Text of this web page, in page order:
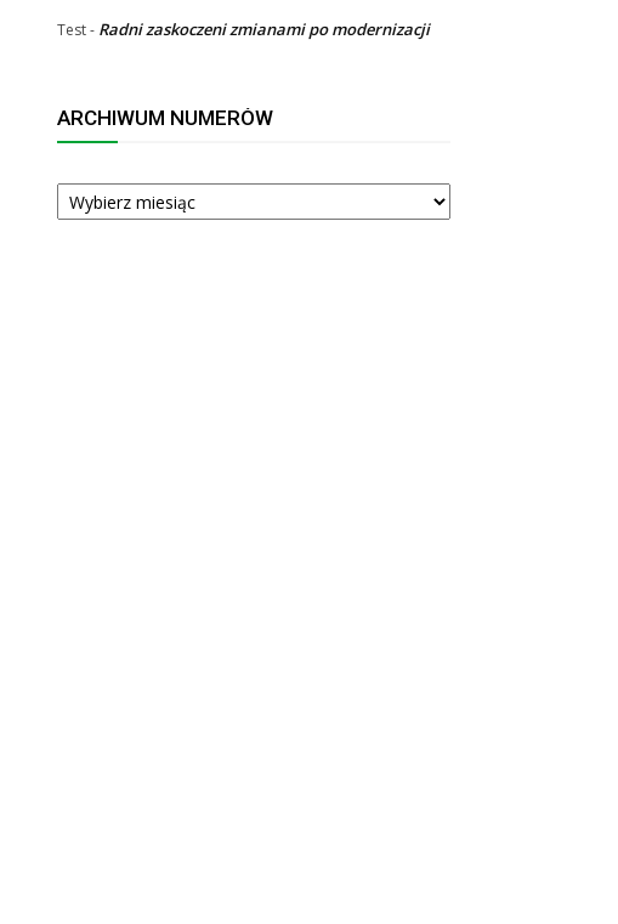
Test- Radni zaskoczeni zmianami po modernizacji
ARCHIWUM NUMERÓW
ARCHIWUM
NUMERÓW